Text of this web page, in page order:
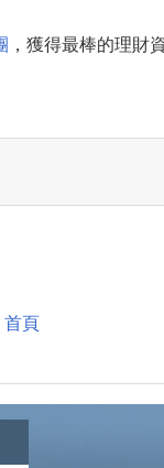
，獲得最棒的理財
首頁